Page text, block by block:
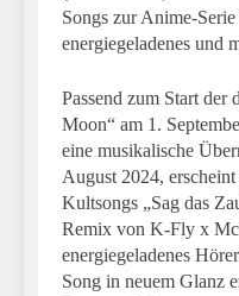
Songs zur Anime-
energiegeladenes und
Passend zum Start der
Moon“ am 1.
eine musikalische
August 2024,
Kultsongs „Sag das
Remix von K-Fly x
energiegeladenes
Song in neuem Glanz